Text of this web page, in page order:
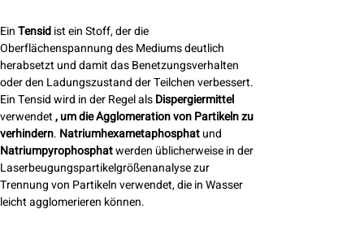
EinTensidist ein Stoff, der die
Oberflächenspannung des Mediums deutlich
herabsetzt und damit das Benetzungsverhalten
oder den Ladungszustand der Teilchen verbessert.
Ein Tensid wird in der Regel alsDispergiermittel
verwendet, um die Agglomeration von Partikeln zu
verhindern. Natriumhexametaphosphatund
Natriumpyrophosphatwerden üblicherweise in der
Laserbeugungspartikelgrößenanalyse zur
Trennung von Partikeln verwendet, die in Wasser
leicht agglomerieren können.